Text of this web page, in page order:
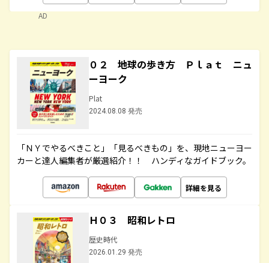
AD
０２ 地球の歩き方 Ｐｌａｔ ニュ
ーヨーク
Plat
2024.08.08 発売
「ＮＹでやるべきこと」「見るべきもの」を、現地ニューヨー
カーと達人編集者が厳選紹介！！ ハンディなガイドブック。
詳細を見る
Ｈ０３ 昭和レトロ
歴史時代
2026.01.29 発売